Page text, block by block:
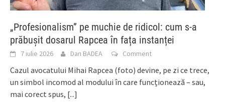
„Profesionalism” pe muchie de ridicol: cum s-a
prăbușit dosarul Rapcea în fața instanței
7 iulie 2026 Dan BADEA Comment
Cazul avocatului Mihai Rapcea (foto) devine, pe zi ce trece,
un simbol incomod al modului în care funcționează – sau,
mai corect spus, [...]